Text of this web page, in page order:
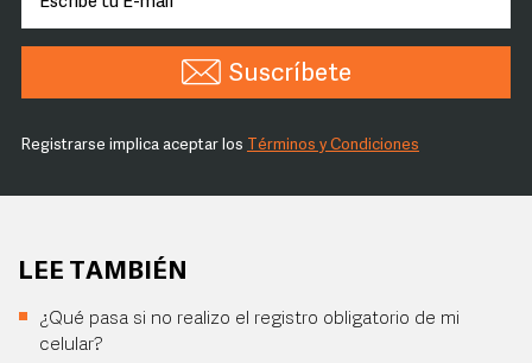
Suscríbete
Registrarse implica aceptar los Términos y Condiciones
LEE TAMBIÉN
¿Qué pasa si no realizo el registro obligatorio de mi
celular?